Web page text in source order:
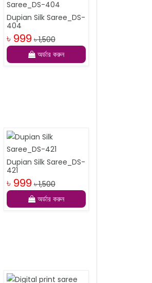
Dupian Silk Saree_DS-
404
৳ 999 ৳ 1,500
অর্ডার করুন
Dupian Silk Saree_DS-
421
৳ 999 ৳ 1,500
অর্ডার করুন